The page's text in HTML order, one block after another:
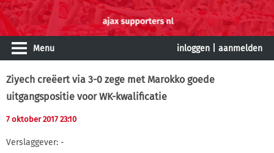
Menu inloggen aanmelden
Ziyech creëert via 3-0 zege met Marokko goede
uitgangspositie voor WK-kwalificatie
7 oktober 2017 23:10
Verslaggever: -